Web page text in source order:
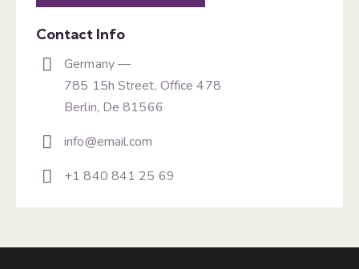
Contact Info
Germany —
785 15h Street, Office 478
Berlin, De 81566
info@email.com
+1 840 841 25 69